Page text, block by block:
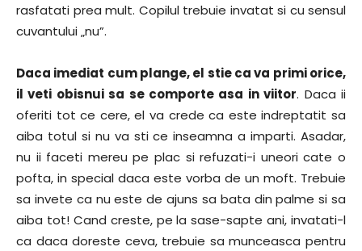
rasfatati prea mult. Copilul trebuie invatat si cu sensul
cuvantului „nu”.
Daca imediat cum plange, el stie ca va primi orice,
il veti obisnui sa se comporte asa in viitor. Daca ii
oferiti tot ce cere, el va crede ca este indreptatit sa
aiba totul si nu va sti ce inseamna a imparti. Asadar,
nu ii faceti mereu pe plac si refuzati-i uneori cate o
pofta, in special daca este vorba de un moft. Trebuie
sa invete ca nu este de ajuns sa bata din palme si sa
aiba tot! Cand creste, pe la sase-sapte ani, invatati-l
ca daca doreste ceva, trebuie sa munceasca pentru